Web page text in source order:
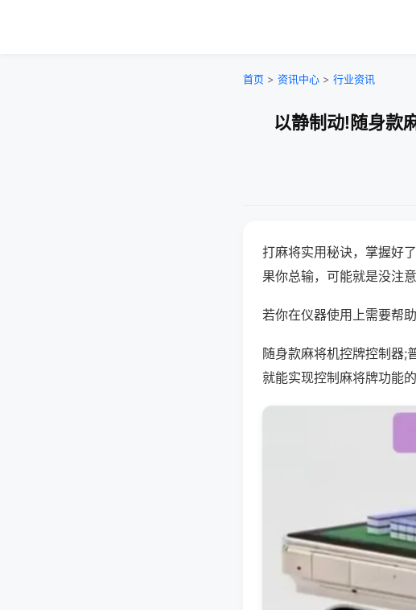
首页 > 资讯中心 > 行业资讯
以静制动!随身款
打麻将实用秘诀，掌握好
果你总输，可能就是没注意
若你在仪器使用上需要帮
随身款麻将机控牌控制器;
就能实现控制麻将牌功能的